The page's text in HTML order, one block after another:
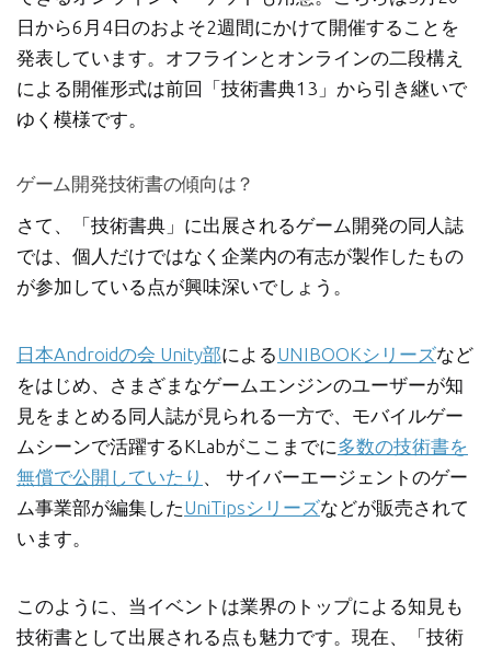
日から6月4日のおよそ2週間にかけて開催することを
発表しています。オフラインとオンラインの二段構え
による開催形式は前回「技術書典13」から引き継いで
ゆく模様です。
ゲーム開発技術書の傾向は？
さて、「技術書典」に出展されるゲーム開発の同人誌
では、個人だけではなく企業内の有志が製作したもの
が参加している点が興味深いでしょう。
日本Androidの会 Unity部によるUNIBOOKシリーズなど
をはじめ、さまざまなゲームエンジンのユーザーが知
見をまとめる同人誌が見られる一方で、モバイルゲー
ムシーンで活躍するKLabがここまでに多数の技術書を
無償で公開していたり 、 サイバーエージェントのゲー
ム事業部が編集したUniTipsシリーズなどが販売されて
います。
このように、当イベントは業界のトップによる知見も
技術書として出展される点も魅力です。現在、「技術